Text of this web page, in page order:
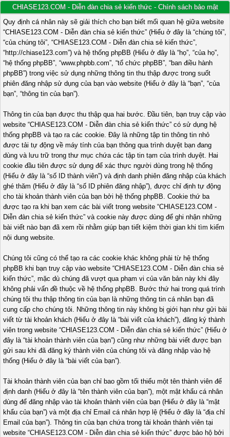
CHIASE123.COM - Diễn đàn chia sẻ kiến thức - Chính sách bảo mật
Quy định cá nhân này sẽ giải thích cho bạn biết mối quan hệ giữa website
“CHIASE123.COM - Diễn đàn chia sẻ kiến thức” (Hiểu ở đây là “chúng tôi”,
“của chúng tôi”, “CHIASE123.COM - Diễn đàn chia sẻ kiến thức”,
“http://chiase123.com”) và hệ thống phpBB (Hiểu ở đây là “họ”, “của họ”,
“hệ thống phpBB”, “www.phpbb.com”, “tổ chức phpBB”, “ban điều hành
phpBB”) trong việc sử dụng những thông tin thu thập được trong suốt
phiên đăng nhập sử dụng của bạn vào website (Hiểu ở đây là “bạn”, “của
bạn”, “thông tin của bạn”).
Thông tin của bạn được thu thập qua hai bước. Đầu tiên, bạn truy cập vào
website “CHIASE123.COM - Diễn đàn chia sẻ kiến thức” có sử dụng hệ
thống phpBB và tạo ra các cookie. Đây là những tập tin thông tin nhỏ
được tải tự động về máy tính của bạn thông qua trình duyệt bạn đang
dùng và lưu trữ trong thư mục chứa các tập tin tạm của trình duyệt. Hai
cookie đầu tiên được sử dụng để xác thực người dùng trong hệ thống
(Hiểu ở đây là “số ID thành viên”) và định danh phiên đăng nhập của khách
ghé thăm (Hiểu ở đây là “số ID phiên đăng nhập”), được chỉ định tự động
cho tài khoản thành viên của bạn bởi hệ thống phpBB. Cookie thứ ba
được tạo ra khi bạn xem các bài viết trong website “CHIASE123.COM -
Diễn đàn chia sẻ kiến thức” và cookie này được dùng để ghi nhận những
bài viết nào bạn đã xem rồi nhằm giúp bạn tiết kiệm thời gian khi tìm kiếm
nội dung website.
Chúng tôi cũng có thể tạo ra các cookie khác không phải từ hệ thống
phpBB khi bạn truy cập vào website “CHIASE123.COM - Diễn đàn chia sẻ
kiến thức”, mặc dù chúng đã vượt qua phạm vi của văn bản này khi đây
không phải vấn đề thuộc về hệ thống phpBB. Bước thứ hai trong quá trình
chúng tôi thu thập thông tin của bạn là những thông tin cá nhân bạn đã
cung cấp cho chúng tôi. Những thông tin này không bị giới hạn như gửi bài
viết từ tài khoản khách (Hiểu ở đây là “bài viết của khách”), đăng ký thành
viên trong website “CHIASE123.COM - Diễn đàn chia sẻ kiến thức” (Hiểu ở
đây là “tài khoản thành viên của bạn”) cũng như những bài viết được bạn
gửi sau khi đã đăng ký thành viên của chúng tôi và đăng nhập vào hệ
thống (Hiểu ở đây là “bài viết của bạn”).
Tài khoản thành viên của bạn chỉ bao gồm tối thiểu một tên thành viên để
định danh (Hiểu ở đây là “tên thành viên của bạn”), một mật khẩu cá nhân
dùng để đăng nhập vào tài khoản thành viên của bạn (Hiểu ở đây là “mật
khẩu của bạn”) và một địa chỉ Email cá nhân hợp lệ (Hiểu ở đây là “địa chỉ
Email của bạn”). Thông tin của bạn chứa trong tài khoản thành viên tại
website “CHIASE123.COM - Diễn đàn chia sẻ kiến thức” được bảo hộ bởi